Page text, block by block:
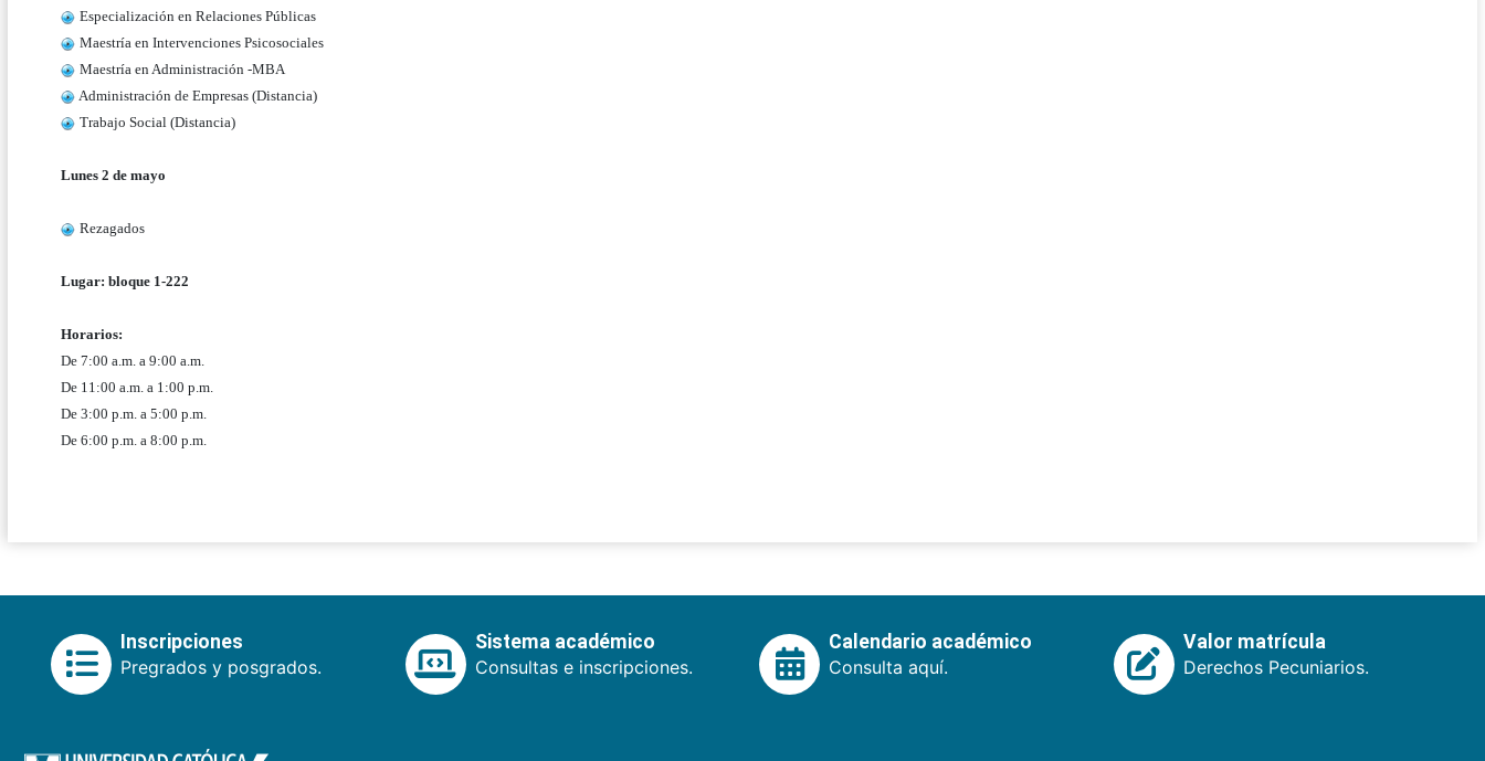
Especialización en Relaciones Públicas
Maestría en Intervenciones Psicosociales
Maestría en Administración -MBA
Administración de Empresas (Distancia)
Trabajo Social (Distancia)
Lunes 2 de mayo
Rezagados
Lugar: bloque 1-222
Horarios:
De 7:00 a.m. a 9:00 a.m.
De 11:00 a.m. a 1:00 p.m.
De 3:00 p.m. a 5:00 p.m.
De 6:00 p.m. a 8:00 p.m.
Inscripciones
Pregrados y posgrados.
Sistema académico
Consultas e inscripciones.
Calendario académico
Consulta aquí.
Valor matrícula
Derechos Pecuniarios.